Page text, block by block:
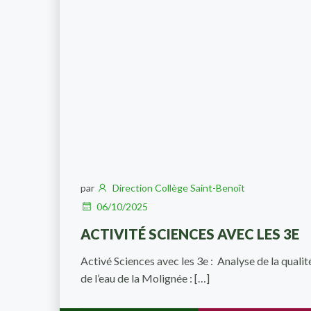
par
Direction Collège Saint-Benoît
06/10/2025
ACTIVITÉ SCIENCES AVEC LES 3E
Activé Sciences avec les 3e : Analyse de la
de l’eau de la Molignée : […]